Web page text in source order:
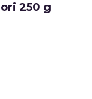
250 g